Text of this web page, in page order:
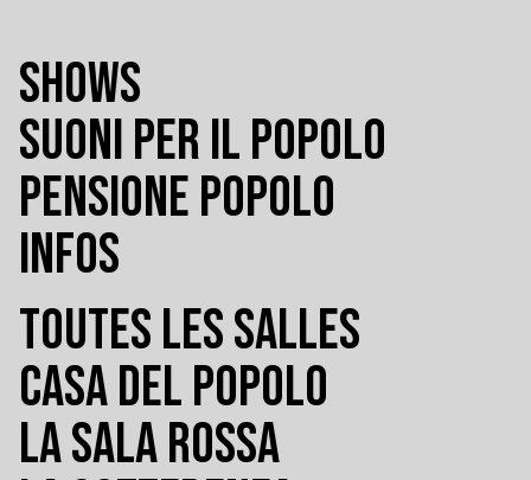
SHOWS
SUONI PER IL POPOLO
PENSIONE POPOLO
INFOS
TOUTES LES SALLES
CASA DEL POPOLO
LA SALA ROSSA